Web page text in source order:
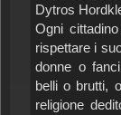
Dytros
Ogni
rispettare i
donne o
belli o brutti,
religione